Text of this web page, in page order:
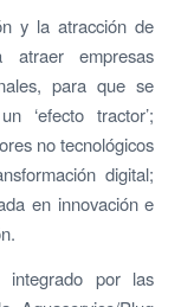
y la atracción de
atraer empresas
para que se
‘efecto tractor’;
no tecnológicos
digital;
en innovación e
por las